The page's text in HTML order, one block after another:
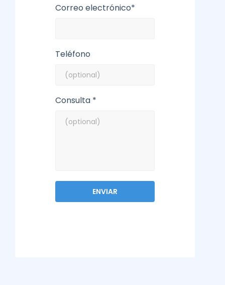
Correo electrónico*
Teléfono
Consulta *